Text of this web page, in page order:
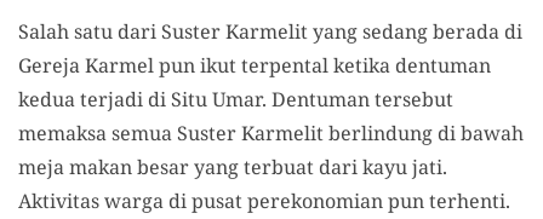
Salah satu dari Suster Karmelit yang sedang berada di
Gereja Karmel pun ikut terpental ketika dentuman
kedua terjadi di Situ Umar. Dentuman tersebut
memaksa semua Suster Karmelit berlindung di bawah
meja makan besar yang terbuat dari kayu jati.
Aktivitas warga di pusat perekonomian pun terhenti.